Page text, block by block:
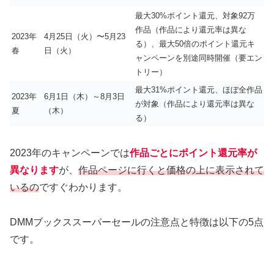
2023年
春
4月25日（火）〜5月23
日（火）
最大30%ポイント還元、対象92万
作品（作品により還元率は異な
る）、最大50倍のポイント還元キ
ャンペーンを別途同時開催（要エン
トリー）
2023年
夏
6月1日（木）～8月3日
（木）
最大31%ポイント還元、ほぼ全作品
が対象（作品により還元率は異な
る）
2023年のキャンペーンでは作品ごとにポイント還元率が
異なりますが、 作品ページに行くと価格の上に表示されて
いるのですぐわかります。
DMMブックススーパーセールの注意点と特徴は以下の5点
です。